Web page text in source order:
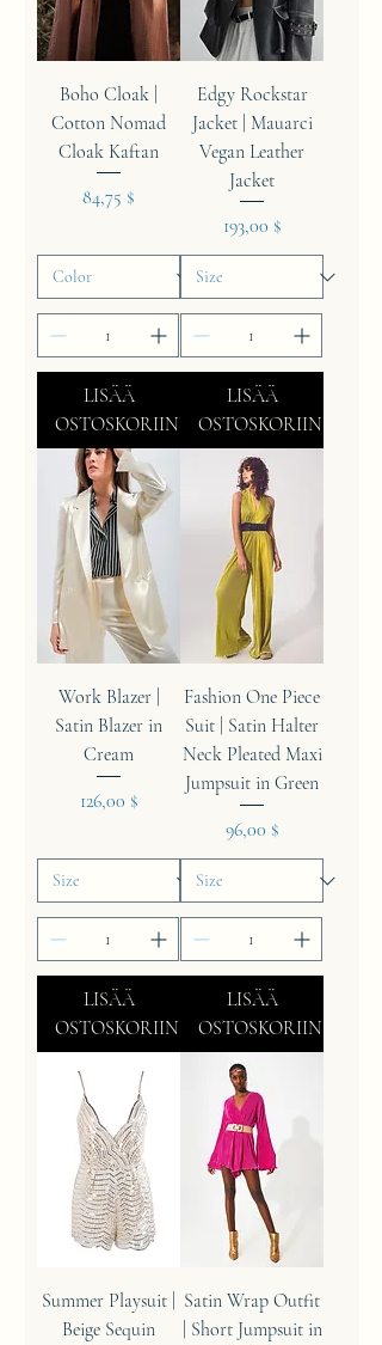
Boho Cloak |
Cotton Nomad
Cloak Kaftan
Hinta
84,75 $
LISÄÄ
OSTOSKORIIN
Edgy Rockstar
Jacket | Mauarci
Vegan Leather
Jacket
Hinta
193,00 $
LISÄÄ
OSTOSKORIIN
Work Blazer |
Satin Blazer in
Cream
Hinta
126,00 $
LISÄÄ
OSTOSKORIIN
Fashion One Piece
Suit | Satin Halter
Neck Pleated Maxi
Jumpsuit in Green
Hinta
96,00 $
LISÄÄ
OSTOSKORIIN
Summer Playsuit |
Beige Sequin
Satin Wrap Outfit
| Short Jumpsuit in